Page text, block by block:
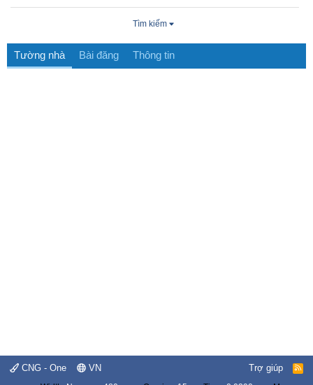
Tìm kiếm
Tường nhà Bài đăng Thông tin
CNG - One VN Trợ giúp
R